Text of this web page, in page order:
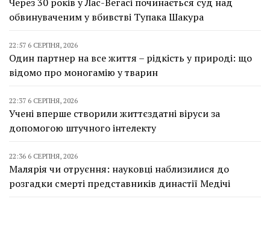
обвинуваченим у вбивстві Тупака Шакура
22:57 6 СЕРПНЯ, 2026
Один партнер на все життя – рідкість у природі: що
відомо про моногамію у тварин
22:37 6 СЕРПНЯ, 2026
Учені вперше створили життєздатні віруси за
допомогою штучного інтелекту
22:36 6 СЕРПНЯ, 2026
Малярія чи отруєння: науковці наблизилися до
розгадки смерті представників династії Медічі